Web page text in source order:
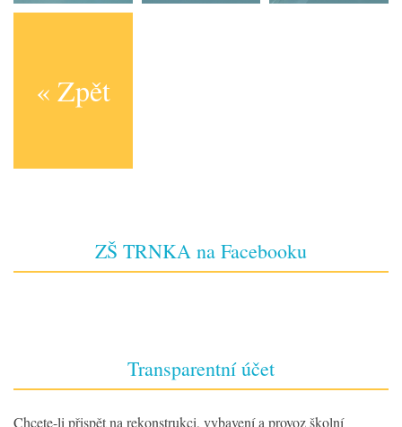
« Zpět
ZŠ TRNKA na Facebooku
Transparentní účet
Chcete-li přispět na rekonstrukci, vybavení a provoz školní